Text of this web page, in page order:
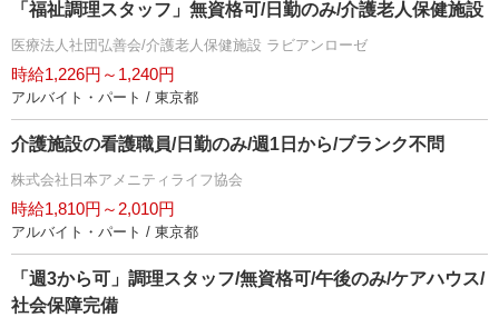
「福祉調理スタッフ」無資格可/日勤のみ/介護老人保健施設
医療法人社団弘善会/介護老人保健施設 ラビアンローゼ
時給1,226円～1,240円
アルバイト・パート / 東京都
介護施設の看護職員/日勤のみ/週1日から/ブランク不問
株式会社日本アメニティライフ協会
時給1,810円～2,010円
アルバイト・パート / 東京都
「週3から可」調理スタッフ/無資格可/午後のみ/ケアハウス/
社会保障完備